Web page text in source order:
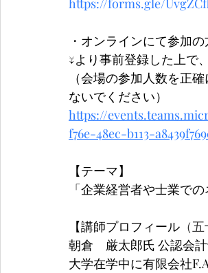
https://forms.gle/
・オンラインにて参加の
↓より事前登録した上で
（会場の参加人数を正
ないでください）
https://
f76e-48ec-b113-
【テーマ】
「企業経営者や士業で
【講師プロフィール （
朝倉　厳太郎氏 公認会
大学在学中に有限会社